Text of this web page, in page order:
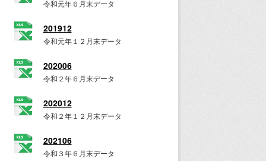
令和元年６月末データ
201912
令和元年１２月末データ
202006
令和２年６月末データ
202012
令和２年１２月末データ
202106
令和３年６月末データ